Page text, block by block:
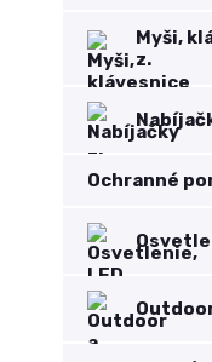
Myši,
z.
Ochranné